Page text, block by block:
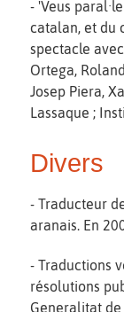
- 'Veus
catalan, et du
spectacle
Ortega,
Josep Piera,
Lassaque ;
Divers
- Traducteur
aranais. En
- Traductions
résolutions
Generalitat